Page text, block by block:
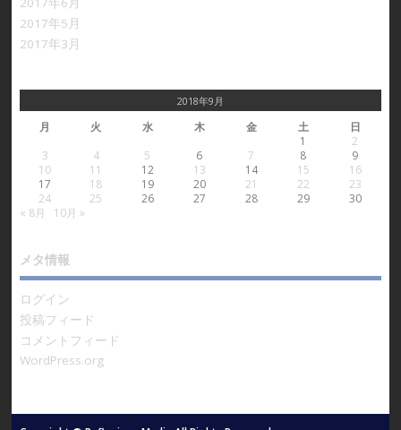
2017年5月
2017年3月
2018年9月
月 火 水 木 金 土
日
1
2
3
4 5 6 7 8
9
10
11 12 13 14 15
16
17
18 19 20 21 22
23
24
25 26 27 28 29
30
« 8月
10月 »
メタ情報
ログイン
投稿フィード
コメントフィード
WordPress.org